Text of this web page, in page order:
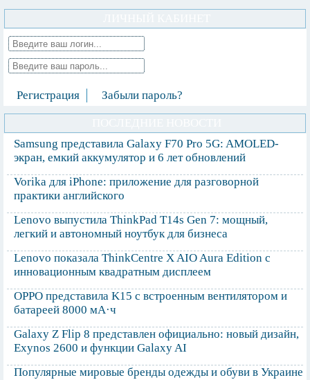
Регистрация Забыли пароль?
Samsung представила Galaxy F70 Pro 5G: AMOLED-
экран, емкий аккумулятор и 6 лет обновлений
Vorika для iPhone: приложение для разговорной
практики английского
Lenovo выпустила ThinkPad T14s Gen 7: мощный,
легкий и автономный ноутбук для бизнеса
Lenovo показала ThinkCentre X AIO Aura Edition с
инновационным квадратным дисплеем
OPPO представила K15 с встроенным вентилятором и
батареей 8000 мА·ч
Galaxy Z Flip 8 представлен официально: новый дизайн,
Exynos 2600 и функции Galaxy AI
Популярные мировые бренды одежды и обуви в Украине